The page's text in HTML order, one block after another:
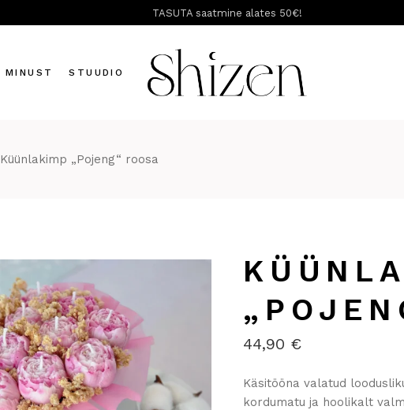
TASUTA saatmine alates 50€!
MINUST STUUDIO
Küünlakimp „Pojeng“ roosa
44,90 €
Käsitööna valatud
kordumatu ja hoolikalt